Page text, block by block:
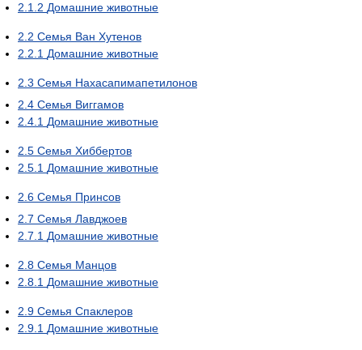
2.1.2 Домашние животные
2.2 Семья Ван Хутенов
2.2.1 Домашние животные
2.3 Семья Нахасапимапетилонов
2.4 Семья Виггамов
2.4.1 Домашние животные
2.5 Семья Хиббертов
2.5.1 Домашние животные
2.6 Семья Принсов
2.7 Семья Лавджоев
2.7.1 Домашние животные
2.8 Семья Манцов
2.8.1 Домашние животные
2.9 Семья Спаклеров
2.9.1 Домашние животные